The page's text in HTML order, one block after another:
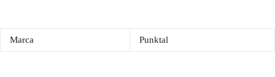
Marca Punktal